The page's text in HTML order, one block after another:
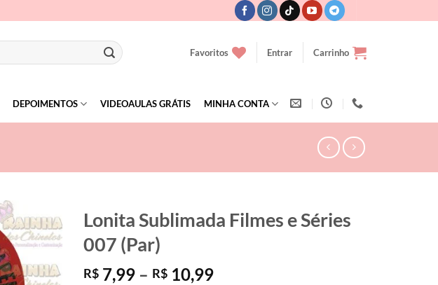
Favoritos Entrar Carrinho
DEPOIMENTOS VIDEOAULAS GRÁTIS MINHA CONTA
Lonita Sublimada Filmes e Séries
007 (Par)
R$7,99 – R$10,99Faixa